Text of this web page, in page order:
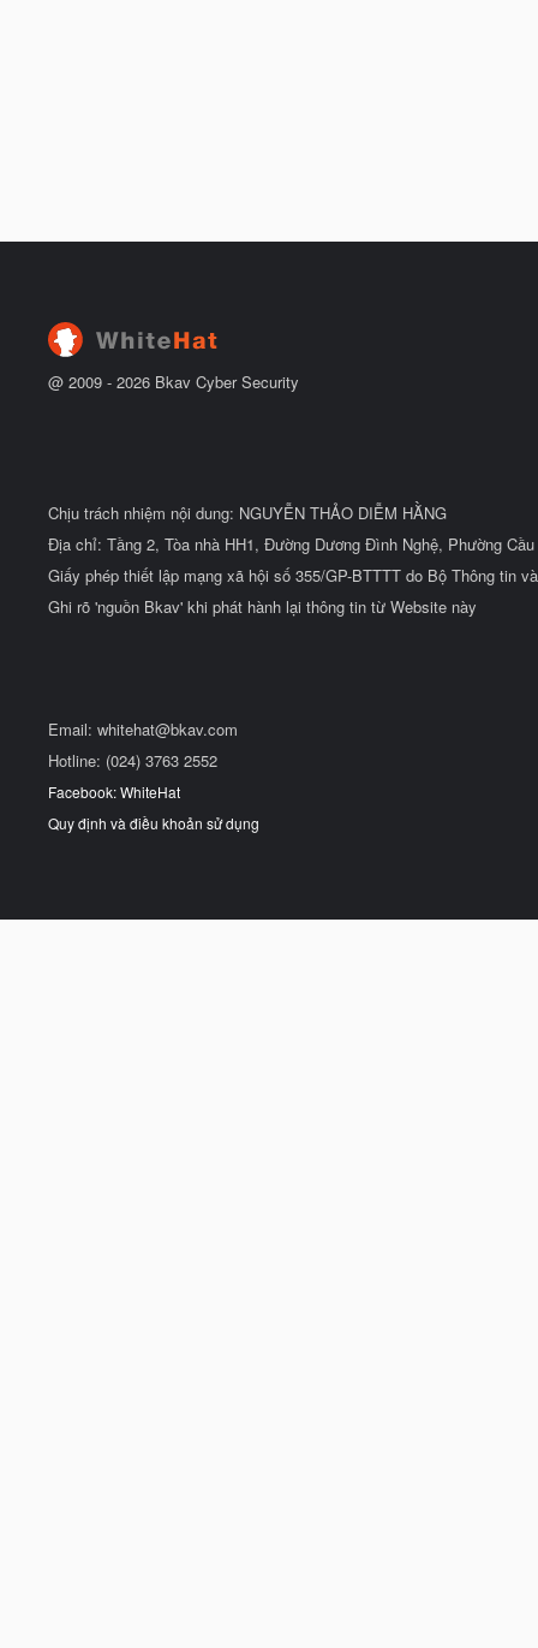
@ 2009 - 2026 Bkav Cyber Security
Chịu trách nhiệm nội dung: NGUYỄN THẢO DIỄM HẰNG
Địa chỉ: Tầng 2, Tòa nhà HH1, Đường Dương Đình Nghệ, Phường
Giấy phép thiết lập mạng xã hội số 355/GP-BTTTT do Bộ Thông tin
Ghi rõ 'nguồn Bkav' khi phát hành lại thông tin từ Website này
Email: whitehat@bkav.com
Hotline: (024) 3763 2552
Facebook: WhiteHat
Quy định và điều khoản sử dụng